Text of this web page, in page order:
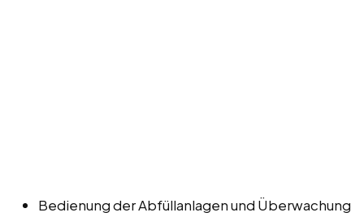
Bedienung der Abfüllanlagen und Überwachung